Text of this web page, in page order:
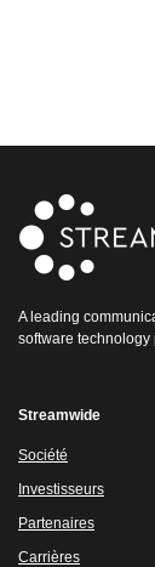
A leading
software technology
Streamwide
Société
Investisseurs
Partenaires
Carrières